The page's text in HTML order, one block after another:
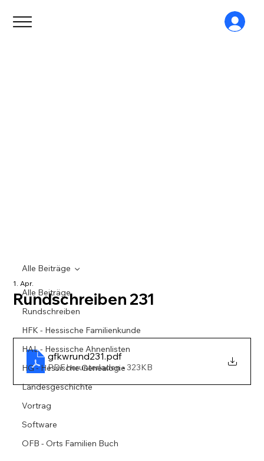
Alle Beiträge
Rundschreiben
HFK - Hessische Familienkunde
HAL - Hessische Ahnenlisten
HG - Hessische Genealogie
Landesgeschichte
Vortrag
Software
OFB - Orts Familien Buch
Alle Beiträge
Rundschreiben 231
1. Apr.
gfkwrund231.pdf
PDF herunterladen • 323KB